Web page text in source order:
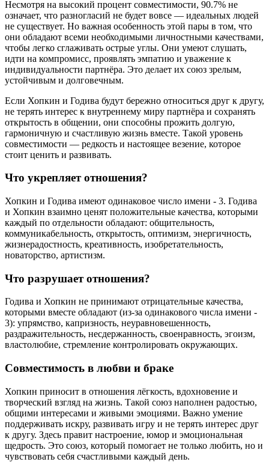
Несмотря на высокий процент совместимости, 90.7% не
означает, что разногласий не будет вовсе — идеальных людей
не существует. Но важная особенность этой пары в том, что
они обладают всеми необходимыми личностными качествами,
чтобы легко сглаживать острые углы. Они умеют слушать,
идти на компромисс, проявлять эмпатию и уважение к
индивидуальности партнёра. Это делает их союз зрелым,
устойчивым и долговечным.
Если Хопкин и Годива будут бережно относиться друг к другу,
не терять интерес к внутреннему миру партнёра и сохранять
открытость в общении, они способны прожить долгую,
гармоничную и счастливую жизнь вместе. Такой уровень
совместимости — редкость и настоящее везение, которое
стоит ценить и развивать.
Что укрепляет отношения?
Хопкин и Годива имеют одинаковое число имени - 3. Годива
и Хопкин взаимно ценят положительные качества, которыми
каждый по отдельности обладают: общительность,
коммуникабельность, открытость, оптимизм, энергичность,
жизнерадостность, креативность, изобретательность,
новаторство, артистизм.
Что разрушает отношения?
Годива и Хопкин не принимают отрицательные качества,
которыми вместе обладают (из-за одинакового числа имени -
3): упрямство, капризность, неуравновешенность,
раздражительность, несдержанность, своенравность, эгоизм,
властолюбие, стремление контролировать окружающих.
Совместимость в любви и браке
Хопкин приносит в отношения лёгкость, вдохновение и
творческий взгляд на жизнь. Такой союз наполнен радостью,
общими интересами и живыми эмоциями. Важно умение
поддерживать искру, развивать игру и не терять интерес друг
к другу. Здесь правит настроение, юмор и эмоциональная
щедрость. Это союз, который помогает не только любить, но и
чувствовать себя счастливыми каждый день.